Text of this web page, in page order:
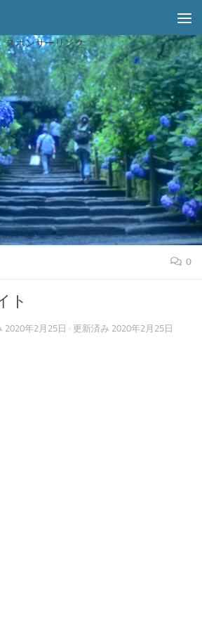
スポンサーリンク
0
ト
2020年2月25日 · 更新済み 2020年2月25日